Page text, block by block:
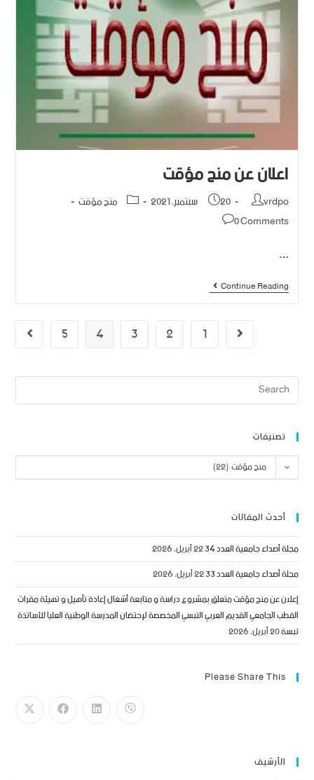
اعلان عن منح مؤقت
vrdpo 20 سبتمبر، 2021
منح مؤقت
0 Comments
…
Continue Reading
1
2
3
4
5
تصنيفات
منح مؤقت (22)
أحدث المقالات
مجلة أصداء جامعية العدد 34
22 أبريل، 2026
مجلة أصداء جامعية العدد 33 22 أبريل، 2026
إعلان عن منح مؤقت متعلق بمشروع دراسة و متابعة أشغال إعادة تأهيل و تهيئة مقرات
القطب الجامعي القديم العربي التبسي المخصصة لإحتضان المدرسة الوطنية العليا للأساتذة
تبسة20 أبريل، 2026
Please Share This
الأرشيف